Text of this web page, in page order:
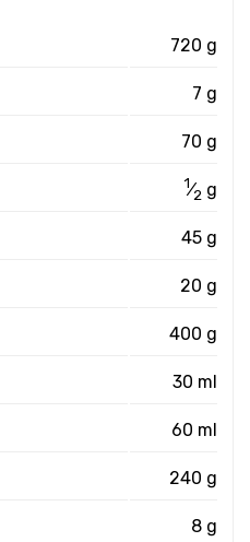
720 g
7 g
70 g
1⁄2 g
45 g
20 g
400 g
30 ml
60 ml
240 g
8 g